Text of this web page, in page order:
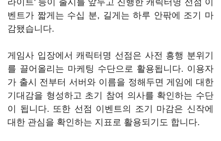
라이트' 등이 출시를 앞두고 진행한 캐릭터명 선점 이
벤트가 짧게는 수십 분, 길게는 하루 안팎에 조기 마
감됐습니다.
게임사 입장에서 캐릭터명 선점은 사전 흥행 분위기
를 끌어올리는 마케팅 수단으로 활용됩니다. 이용자
가 출시 전부터 서버와 이름을 정해두면 게임에 대한
기대감을 형성하고 초기 참여 의사를 확인하는 수단
이 됩니다. 또한 선점 이벤트의 조기 마감은 신작에
대한 관심을 확인하는 지표로 활용되기도 합니다.